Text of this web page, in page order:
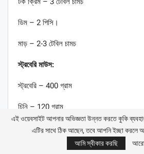
ডিম – 2 পিসি।
মাড় – 2-3 টেবিল চামচ
স্ট্রবেরি মাউস:
স্ট্রবেরি – 400 গ্রাম
চিনি – 120 গ্রাম
মাড় – 2 টেবিল চামচ
এই ওয়েবসাইট আপনার অভিজ্ঞতা উন্নত করতে কুকি
এটির সাথে ঠিক আছেন, তবে আপনি ইচ্ছা করলে
আমি স্বীকার করছি
আরো